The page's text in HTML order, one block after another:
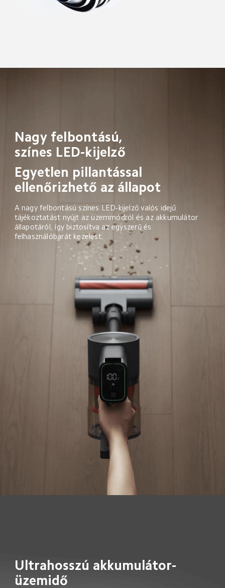
Nagy felbontású,
színes LED-kijelző
Egyetlen pillantással
ellenőrizhető az állapot
A nagy felbontású színes LED-kijelző valós idejű
tájékoztatást nyújt az üzemmódról és az akkumulátor
állapotáról, így biztosítva az egyszerű és
felhasználóbarát kezelést.
Ultrahosszú akkumulátor-
üzemidő